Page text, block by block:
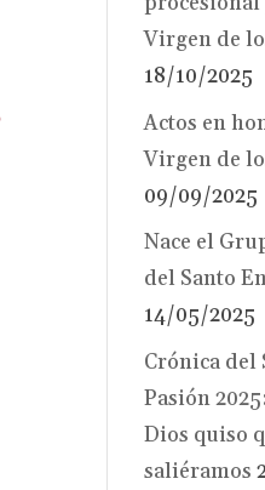
Virgen de
18/10/2025
Actos en
Virgen de
09/09/2025
Nace el
del Santo
14/05/2025
Crónica del
Pasión
Dios quiso
saliéramos